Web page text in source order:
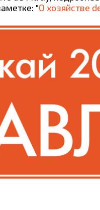
"О хозяйстве